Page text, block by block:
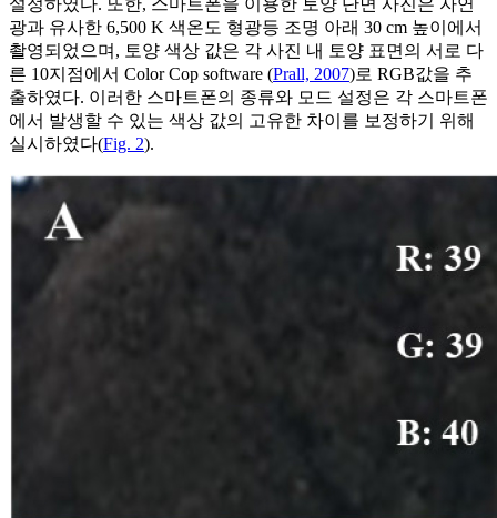
광과 유사한 6,500 K 색온도 형광등 조명 아래 30 cm 높이에서
촬영되었으며, 토양 색상 값은 각 사진 내 토양 표면의 서로 다
른 10지점에서 Color Cop software (Prall, 2007)로 RGB값을 추
출하였다. 이러한 스마트폰의 종류와 모드 설정은 각 스마트폰
에서 발생할 수 있는 색상 값의 고유한 차이를 보정하기 위해
실시하였다(Fig. 2).